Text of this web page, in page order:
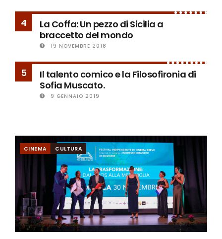
4
La Coffa: Un pezzo di Sicilia a
braccetto del mondo
19 NOVEMBRE 2018
5
Il talento comico e la Filosofironia di
Sofia Muscato.
9 GENNAIO 2019
CINEMA CULTURA